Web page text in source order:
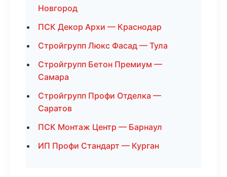
Новгород
ПСК Декор Архи — Краснодар
Стройгрупп Люкс Фасад — Тула
Стройгрупп Бетон Премиум —
Самара
Стройгрупп Профи Отделка —
Саратов
ПСК Монтаж Центр — Барнаул
ИП Профи Стандарт — Курган